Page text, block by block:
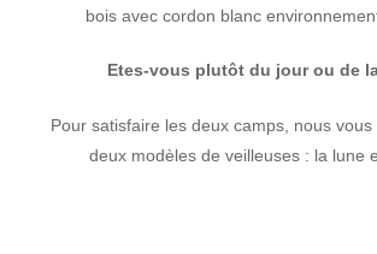
Etes-vous plutôt du jour ou de
Pour satisfaire les deux camps, nous
deux modèles de veilleuses : la lune